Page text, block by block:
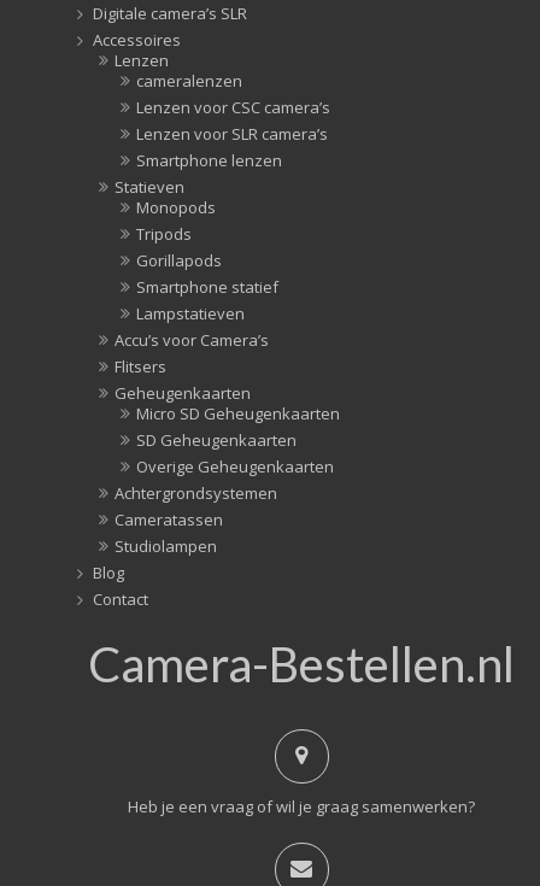
Digitale camera’s SLR
Accessoires
Lenzen
cameralenzen
Lenzen voor CSC camera’s
Lenzen voor SLR camera’s
Smartphone lenzen
Statieven
Monopods
Tripods
Gorillapods
Smartphone statief
Lampstatieven
Accu’s voor Camera’s
Flitsers
Geheugenkaarten
Micro SD Geheugenkaarten
SD Geheugenkaarten
Overige Geheugenkaarten
Achtergrondsystemen
Cameratassen
Studiolampen
Blog
Contact
Camera-Bestellen.nl
Heb je een vraag of wil je graag samenwerken?